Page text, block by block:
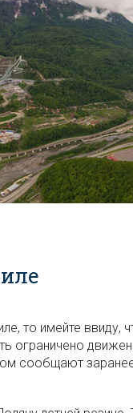
то имейте ввиду,
ограничено
сообщают